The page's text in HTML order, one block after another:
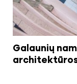
Galaunių